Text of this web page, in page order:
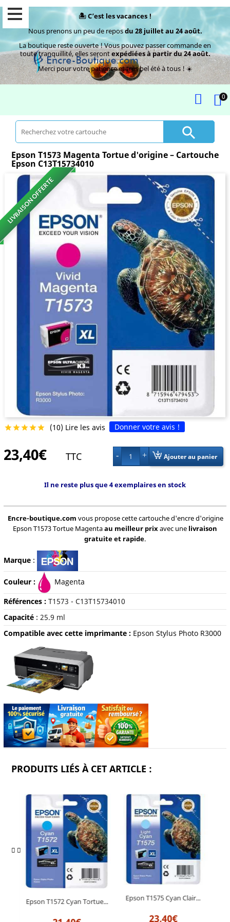
🏝️ C’est les vacances !
Nous prenons un peu de reposdu 28 juillet au 24 août.
La boutique reste ouverte ! Vous pouvez passer commande en
toute tranquillité, elles serontexpédiées à partir du 24 août.
Merci pour votre patience et très bel été à tous ! ☀️
0

Epson T1573 Magenta Tortue d'origine – Cartouche
Epson C13T15734010
LIVRAISON OFFERTE
 (10) Lire les avis Donner votre avis !
23,40€ TTC 1 Ajouter au panier
Il ne reste plus que 4 exemplaires en stock
Encre-boutique.com vous propose cette cartouche d'encre d'origine
Epson T1573 Tortue Magentaau meilleur prixavec une livraison
gratuite et rapide.
Marque:
Couleur : Magenta
Références : T1573 - C13T15734010
Capacité: 25.9 ml
Compatible avec cette imprimante : Epson Stylus Photo R3000
PRODUITS LIÉS À CET ARTICLE :
Epson T1572 Cyan Tortue... Epson T1575 Cyan Clair...
23,40€